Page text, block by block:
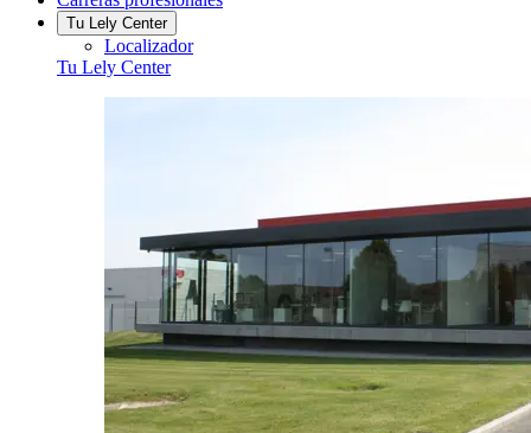
Tu Lely Center
Localizador
Tu Lely Center